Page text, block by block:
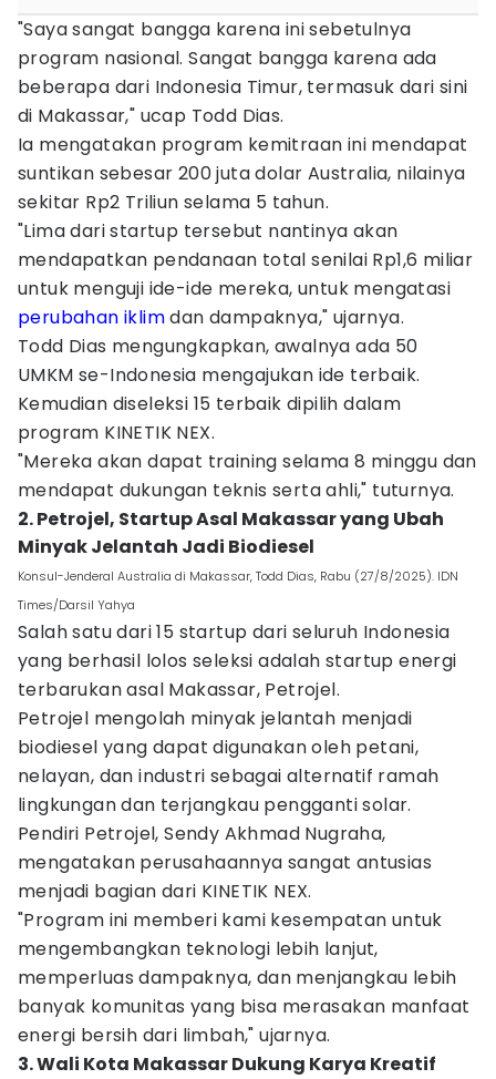
"Saya sangat bangga karena ini sebetulnya
program nasional. Sangat bangga karena ada
beberapa dari Indonesia Timur, termasuk dari sini
di Makassar," ucap Todd Dias.
Ia mengatakan program kemitraan ini mendapat
suntikan sebesar 200 juta dolar Australia, nilainya
sekitar Rp2 Triliun selama 5 tahun.
"Lima dari startup tersebut nantinya akan
mendapatkan pendanaan total senilai Rp1,6 miliar
untuk menguji ide-ide mereka, untuk mengatasi
perubahan iklimdan dampaknya," ujarnya.
Todd Dias mengungkapkan, awalnya ada 50
UMKM se-Indonesia mengajukan ide terbaik.
Kemudian diseleksi 15 terbaik dipilih dalam
program KINETIK NEX.
"Mereka akan dapat training selama 8 minggu dan
mendapat dukungan teknis serta ahli," tuturnya.
2. Petrojel, Startup Asal Makassar yang Ubah
Minyak Jelantah Jadi Biodiesel
Konsul-Jenderal Australia di Makassar, Todd Dias, Rabu (27/8/2025). IDN
Times/Darsil Yahya
Salah satu dari 15 startup dari seluruh Indonesia
yang berhasil lolos seleksi adalah startup energi
terbarukan asal Makassar, Petrojel.
Petrojel mengolah minyak jelantah menjadi
biodiesel yang dapat digunakan oleh petani,
nelayan, dan industri sebagai alternatif ramah
lingkungan dan terjangkau pengganti solar.
Pendiri Petrojel, Sendy Akhmad Nugraha,
mengatakan perusahaannya sangat antusias
menjadi bagian dari KINETIK NEX.
"Program ini memberi kami kesempatan untuk
mengembangkan teknologi lebih lanjut,
memperluas dampaknya, dan menjangkau lebih
banyak komunitas yang bisa merasakan manfaat
energi bersih dari limbah," ujarnya.
3. Wali Kota Makassar Dukung Karya Kreatif